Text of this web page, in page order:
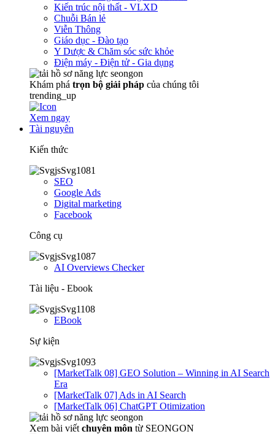
Kiến trúc nội thất - VLXD
Chuỗi Bán lẻ
Viễn Thông
Giáo dục - Đào tạo
Y Dược & Chăm sóc sức khỏe
Điện máy - Điện tử - Gia dụng
Khám phá trọn bộ giải pháp của chúng tôi
trending_up
Xem ngay
Tài nguyên
Kiến thức
SEO
Google Ads
Digital marketing
Facebook
Công cụ
AI Overviews Checker
Tài liệu - Ebook
EBook
Sự kiện
[MarketTalk 08] GEO Solution – Winning in AI Search
Era
[MarketTalk 07] Ads in AI Search
[MarketTalk 06] ChatGPT Otimization
Xem bài viết chuyên môn từ SEONGON